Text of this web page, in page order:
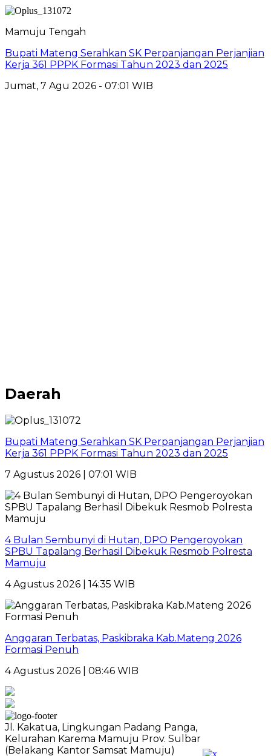
Mamuju Tengah
Bupati Mateng Serahkan SK Perpanjangan Perjanjian
Kerja 361 PPPK Formasi Tahun 2023 dan 2025
Jumat, 7 Agu 2026 - 07:01 WIB
Daerah
Bupati Mateng Serahkan SK Perpanjangan Perjanjian
Kerja 361 PPPK Formasi Tahun 2023 dan 2025
7 Agustus 2026 | 07:01 WIB
4 Bulan Sembunyi di Hutan, DPO Pengeroyokan
SPBU Tapalang Berhasil Dibekuk Resmob Polresta
Mamuju
4 Agustus 2026 | 14:35 WIB
Anggaran Terbatas, Paskibraka Kab.Mateng 2026
Formasi Penuh
4 Agustus 2026 | 08:46 WIB
Jl. Kakatua, Lingkungan Padang Panga,
Kelurahan Karema Mamuju Prov. Sulbar
(Belakang Kantor Samsat Mamuju)